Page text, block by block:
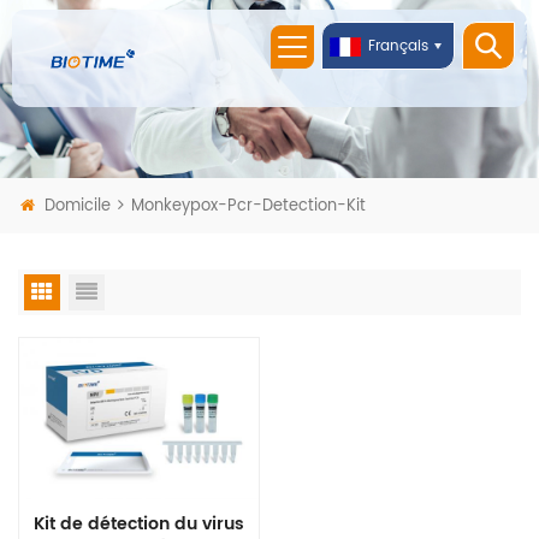
Français
Domicile Monkeypox-Pcr-Detection-Kit
Kit de détection du virus